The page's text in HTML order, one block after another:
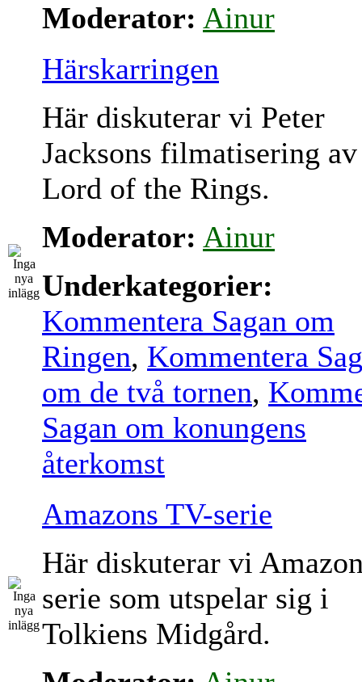
Moderator: Ainur
Härskarringen
Här diskuterar vi Peter
Jacksons filmatisering
Lord of the Rings.
Moderator: Ainur
Underkategorier:
Kommentera Sagan om
Ringen, Kommentera
om de två tornen,
Sagan om konungens
återkomst
Amazons TV-serie
Här diskuterar vi
serie som utspelar sig i
Tolkiens Midgård.